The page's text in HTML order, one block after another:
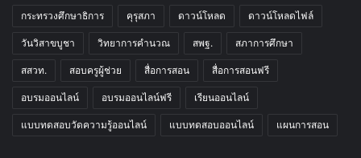
กระทรวงศึกษาธิการ คุรุสภา ดาวน์โหลด ดาวน์โหลดไฟล์
วันวิสาขบูชา วิทยาการคำนวณ สพฐ. สภาการศึกษา
สสวท. สอบครูผู้ช่วย สื่อการสอน สื่อการสอนฟรี
อบรมออนไลน์ อบรมออนไลน์ฟรี เรียนออนไลน์
แบบทดสอบวัดความรู้ออนไลน์ แบบทดสอบออนไลน์ แผนการสอน